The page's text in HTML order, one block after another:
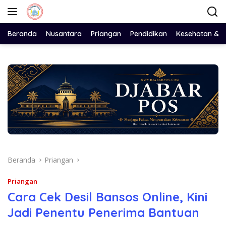
Langsung
Beranda Nusantara Priangan Pendidikan Kesehatan &
Beranda Priangan
Priangan
Cara Cek Desil Bansos Online, Kini
Jadi Penentu Penerima Bantuan